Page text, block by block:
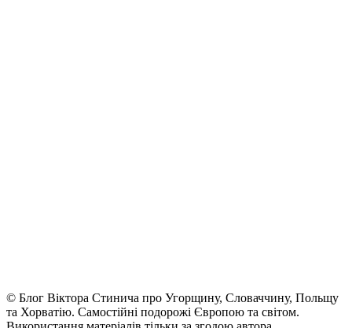
© Блог Віктора Стинича про Угорщину, Словаччину, Польщу
та Хорватію. Самостійні подорожі Європою та світом.